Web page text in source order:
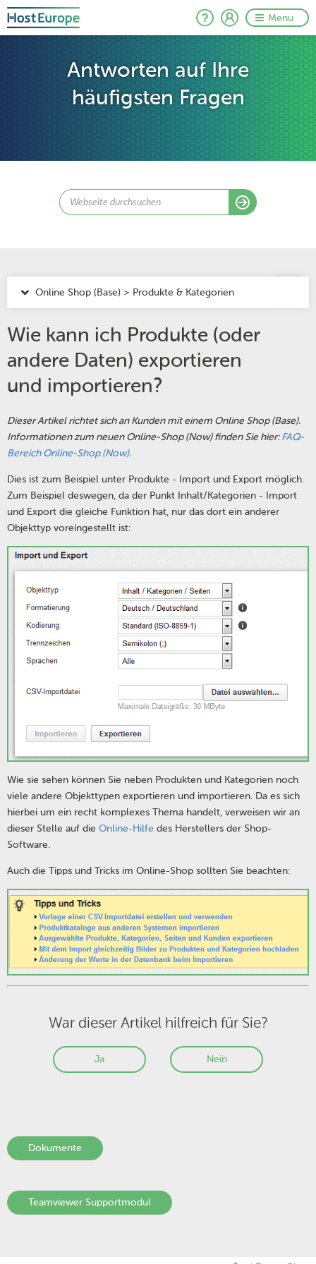
Menu
Antworten auf Ihre
häufigsten Fragen
Online Shop (Base) > Produkte & Kategorien
Wie kann ich Produkte (oder
andere Daten) exportieren
und importieren?
Dieser Artikel richtet sich an Kunden mit einem Online Shop (Base).
Informationen zum neuen Online-Shop (Now) finden Sie hier:FAQ-
Bereich Online-Shop (Now).
Dies ist zum Beispiel unter Produkte - Import und Export möglich.
Zum Beispiel deswegen, da der Punkt Inhalt/Kategorien - Import
und Export die gleiche Funktion hat, nur das dort ein anderer
Objekttyp voreingestellt ist:
Wie sie sehen können Sie neben Produkten und Kategorien noch
viele andere Objekttypen exportieren und importieren. Da es sich
hierbei um ein recht komplexes Thema handelt, verweisen wir an
dieser Stelle auf die Online-Hilfe des Herstellers der Shop-
Software.
Auch die Tipps und Tricks im Online-Shop sollten Sie beachten:
War dieser Artikel hilfreich für Sie?
Ja Nein
Dokumente
Teamviewer Supportmodul